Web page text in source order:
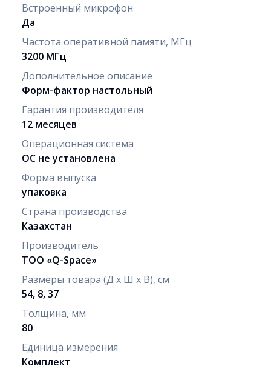
Встроенный микрофон
Да
Частота оперативной памяти, МГц
3200 МГц
Дополнительное описание
Форм-фактор настольный
Гарантия производителя
12 месяцев
Операционная система
ОС не установлена
Форма выпуска
упаковка
Страна производства
Казахстан
Производитель
ТОО «Q-Space»
Размеры товара (Д х Ш х В), см
54, 8, 37
Толщина, мм
80
Единица измерения
Комплект